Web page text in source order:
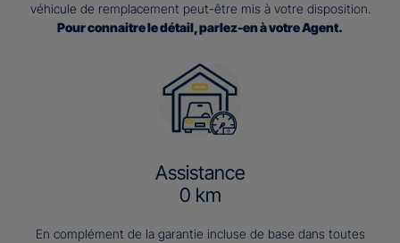
véhicule de remplacement peut-être mis à votre disposition.
Pour connaitre le détail, parlez-en à votre Agent.
Assistance
0 km
En complément de la garantie incluse de base dans toutes